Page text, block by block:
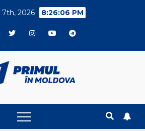
7th, 2026 8:26:07 PM